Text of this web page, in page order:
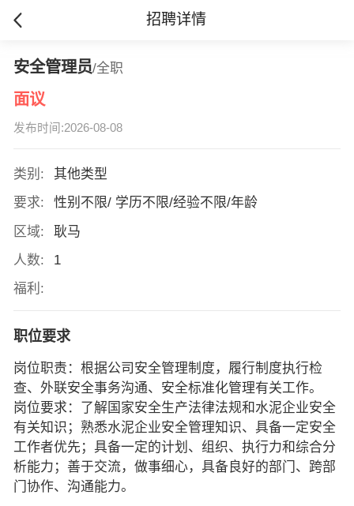
招聘详情
安全管理员/全职
面议
发布时间:2026-08-08
类别:
其他类型
要求:
性别不限/ 学历不限/经验不限/年龄
区域:
耿马
人数:
1
福利:
职位要求
岗位职责：根据公司安全管理制度，履行制度执行检
查、外联安全事务沟通、安全标准化管理有关工作。
岗位要求：了解国家安全生产法律法规和水泥企业安全
有关知识；熟悉水泥企业安全管理知识、具备一定安全
工作者优先；具备一定的计划、组织、执行力和综合分
析能力；善于交流，做事细心，具备良好的部门、跨部
门协作、沟通能力。